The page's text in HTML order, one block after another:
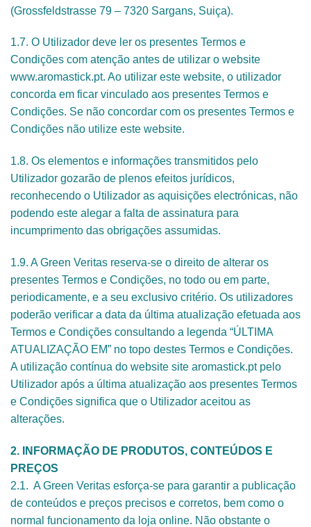
(Grossfeldstrasse 79 – 7320 Sargans, Suiça).
1.7. O Utilizador deve ler os presentes Termos e
Condições com atenção antes de utilizar o website
www.aromastick.pt. Ao utilizar este website, o utilizador
concorda em ficar vinculado aos presentes Termos e
Condições. Se não concordar com os presentes Termos e
Condições não utilize este website.
1.8. Os elementos e informações transmitidos pelo
Utilizador gozarão de plenos efeitos jurídicos,
reconhecendo o Utilizador as aquisições electrónicas, não
podendo este alegar a falta de assinatura para
incumprimento das obrigações assumidas.
1.9. A Green Veritas reserva-se o direito de alterar os
presentes Termos e Condições, no todo ou em parte,
periodicamente, e a seu exclusivo critério. Os utilizadores
poderão verificar a data da última atualização efetuada aos
Termos e Condições consultando a legenda “ÚLTIMA
ATUALIZAÇÃO EM” no topo destes Termos e Condições.
A utilização contínua do website site aromastick.pt pelo
Utilizador após a última atualização aos presentes Termos
e Condições significa que o Utilizador aceitou as
alterações.
2. INFORMAÇÃO DE PRODUTOS, CONTEÚDOS E
PREÇOS
2.1. A Green Veritas esforça-se para garantir a publicação
de conteúdos e preços precisos e corretos, bem como o
normal funcionamento da loja online. Não obstante o